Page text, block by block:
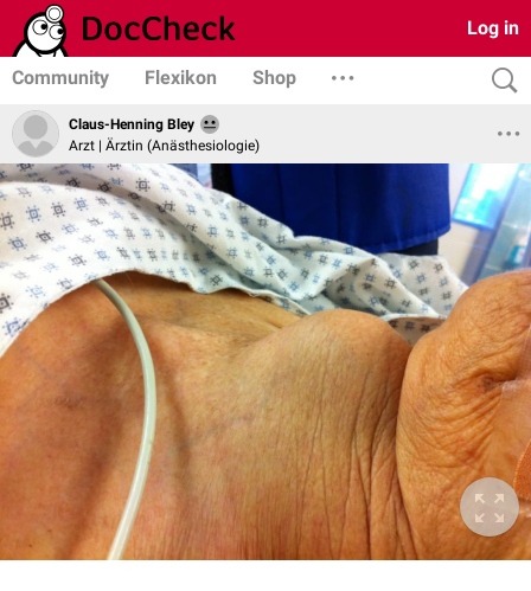
Log in
Community Flexikon Shop
Claus-Henning Bley
Arzt | Ärztin (Anästhesiologie)